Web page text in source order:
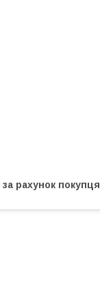
за рахунок покупця